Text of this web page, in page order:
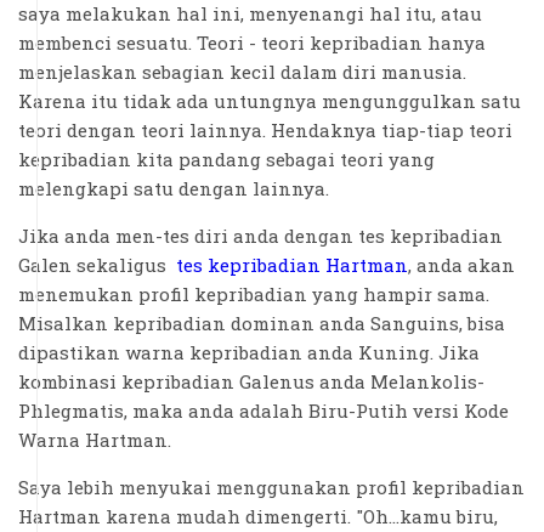
saya melakukan hal ini, menyenangi hal itu, atau
membenci sesuatu. Teori - teori kepribadian hanya
menjelaskan sebagian kecil dalam diri manusia.
Karena itu tidak ada untungnya mengunggulkan satu
teori dengan teori lainnya. Hendaknya tiap-tiap teori
kepribadian kita pandang sebagai teori yang
melengkapi satu dengan lainnya.
Jika anda men-tes diri anda dengan tes kepribadian
Galen sekaligus tes kepribadian Hartman, anda akan
menemukan profil kepribadian yang hampir sama.
Misalkan kepribadian dominan anda Sanguins, bisa
dipastikan warna kepribadian anda Kuning. Jika
kombinasi kepribadian Galenus anda Melankolis-
Phlegmatis, maka anda adalah Biru-Putih versi Kode
Warna Hartman.
Saya lebih menyukai menggunakan profil kepribadian
Hartman karena mudah dimengerti. "Oh...kamu biru,